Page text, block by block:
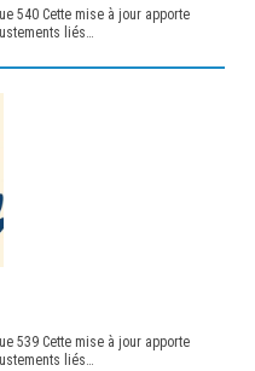
540 Cette mise à jour apporte
liés…
539 Cette mise à jour apporte
liés…